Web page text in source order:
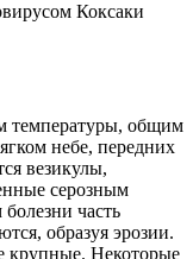
Коксаки
температуры, общим
небе, передних
везикулы,
серозным
часть
образуя эрозии.
крупные. Некоторые